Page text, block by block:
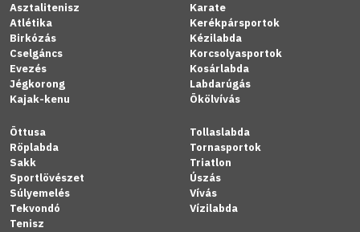
Asztalitenisz
Atlétika
Birkózás
Cselgáncs
Evezés
Jégkorong
Kajak-kenu
Karate
Kerékpársportok
Kézilabda
Korcsolyasportok
Kosárlabda
Labdarúgás
Ökölvívás
Öttusa
Röplabda
Sakk
Sportlövészet
Súlyemelés
Tekvondó
Tenisz
Tollaslabda
Tornasportok
Triatlon
Úszás
Vívás
Vízilabda